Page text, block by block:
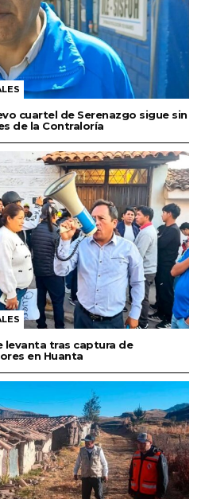
cuartel de Serenazgo sigue sin
de la Contraloría
levanta tras captura de
en Huanta